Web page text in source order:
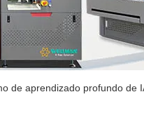
de aprendizado profundo de